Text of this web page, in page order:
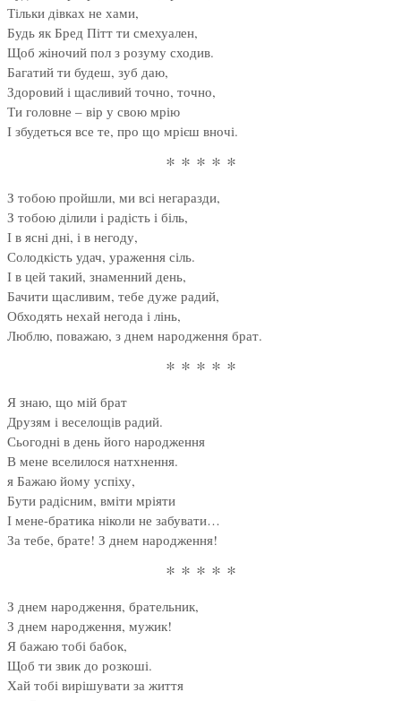
Тільки дівках не хами,
Будь як Бред Пітт ти смехуален,
Щоб жіночий пол з розуму сходив.
Багатий ти будеш, зуб даю,
Здоровий і щасливий точно, точно,
Ти головне – вір у свою мрію
І збудеться все те, про що мрієш вночі.
* * * * *
З тобою пройшли, ми всі негаразди,
З тобою ділили і радість і біль,
І в ясні дні, і в негоду,
Солодкість удач, ураження сіль.
І в цей такий, знаменний день,
Бачити щасливим, тебе дуже радий,
Обходять нехай негода і лінь,
Люблю, поважаю, з днем народження брат.
* * * * *
Я знаю, що мій брат
Друзям і веселощів радий.
Сьогодні в день його народження
В мене вселилося натхнення.
я Бажаю йому успіху,
Бути радісним, вміти мріяти
І мене-братика ніколи не забувати…
За тебе, брате! З днем народження!
* * * * *
З днем народження, брательник,
З днем народження, мужик!
Я бажаю тобі бабок,
Щоб ти звик до розкоші.
Хай тобі вирішувати за життя